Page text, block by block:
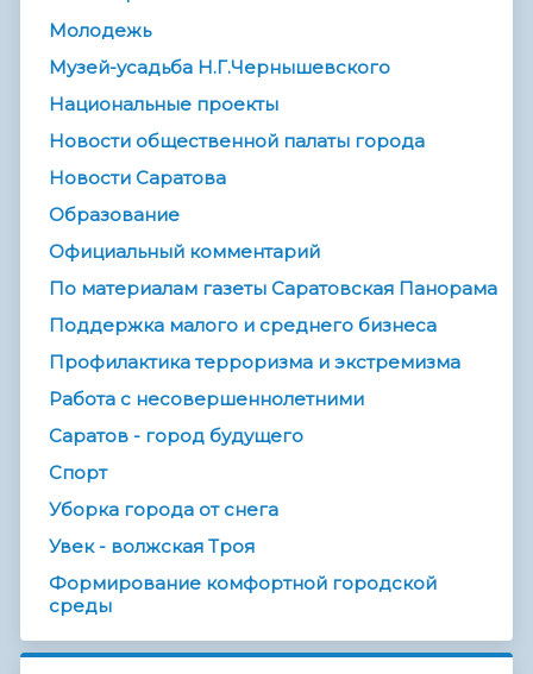
Молодежь
Музей-усадьба Н.Г.Чернышевского
Национальные проекты
Новости общественной палаты города
Новости Саратова
Образование
Официальный комментарий
По материалам газеты Саратовская Панорама
Поддержка малого и среднего бизнеса
Профилактика терроризма и экстремизма
Работа с несовершеннолетними
Саратов - город будущего
Спорт
Уборка города от снега
Увек - волжская Троя
Формирование комфортной городской
среды